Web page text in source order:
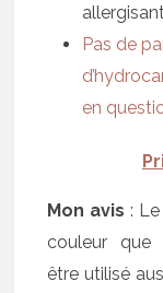
Pas de
en
Mon avis :
couleur que
être utilisé